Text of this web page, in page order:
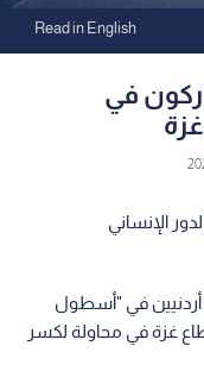
Read in English
في
الإنساني
أردنيين في "أسطول
غزة في محاولة لكسر